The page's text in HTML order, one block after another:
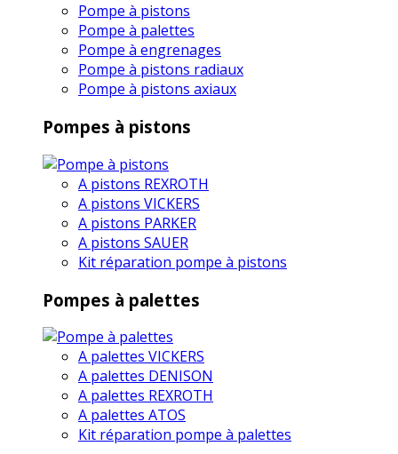
Pompe à pistons
Pompe à palettes
Pompe à engrenages
Pompe à pistons radiaux
Pompe à pistons axiaux
Pompes à pistons
A pistons REXROTH
A pistons VICKERS
A pistons PARKER
A pistons SAUER
Kit réparation pompe à pistons
Pompes à palettes
A palettes VICKERS
A palettes DENISON
A palettes REXROTH
A palettes ATOS
Kit réparation pompe à palettes